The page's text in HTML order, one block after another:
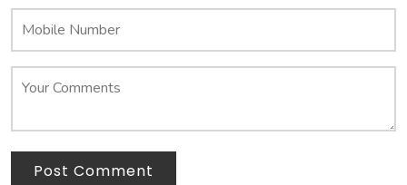
Post Comment